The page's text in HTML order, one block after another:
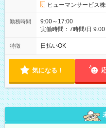
ヒューマンサービス
勤務時間
9:00～17:00
実働時間：7時間/日 9:00～17:00
の調整も受けたまりま
にご相談・お問い合わ
特徴 日払いOK
気になる！